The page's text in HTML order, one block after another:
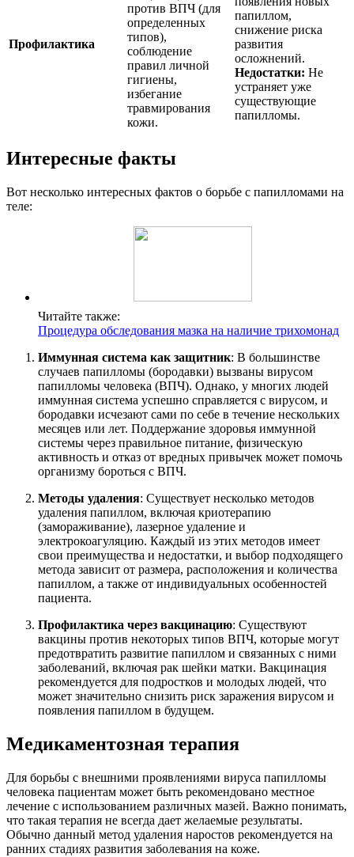
Профилактика
против ВПЧ (для
определенных
типов),
соблюдение
правил личной
гигиены,
избегание
травмирования
кожи.
папиллом,
снижение риска
развития
осложнений.
Недостатки: Не
устраняет уже
существующие
папилломы.
Интересные факты
Вот несколько интересных фактов о борьбе с папилломами на
теле:
Читайте также:
Процедура обследования мазка на наличие трихомонад
Иммунная система как защитник: В большинстве
случаев папилломы (бородавки) вызваны вирусом
папилломы человека (ВПЧ). Однако, у многих людей
иммунная система успешно справляется с вирусом, и
бородавки исчезают сами по себе в течение нескольких
месяцев или лет. Поддержание здоровья иммунной
системы через правильное питание, физическую
активность и отказ от вредных привычек может помочь
организму бороться с ВПЧ.
Методы удаления: Существует несколько методов
удаления папиллом, включая криотерапию
(замораживание), лазерное удаление и
электрокоагуляцию. Каждый из этих методов имеет
свои преимущества и недостатки, и выбор подходящего
метода зависит от размера, расположения и количества
папиллом, а также от индивидуальных особенностей
пациента.
Профилактика через вакцинацию: Существуют
вакцины против некоторых типов ВПЧ, которые могут
предотвратить развитие папиллом и связанных с ними
заболеваний, включая рак шейки матки. Вакцинация
рекомендуется для подростков и молодых людей, что
может значительно снизить риск заражения вирусом и
появления папиллом в будущем.
Медикаментозная терапия
Для борьбы с внешними проявлениями вируса папилломы
человека пациентам может быть рекомендовано местное
лечение с использованием различных мазей. Важно понимать,
что такая терапия не всегда дает желаемые результаты.
Обычно данный метод удаления наростов рекомендуется на
ранних стадиях развития заболевания на коже.